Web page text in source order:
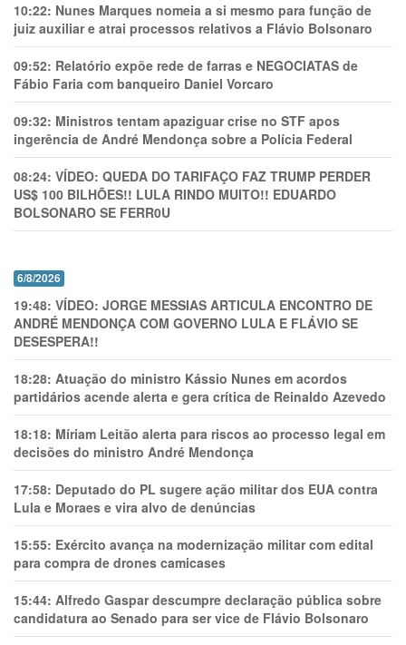
10:22: Nunes Marques nomeia a si mesmo para função de
juiz auxiliar e atrai processos relativos a Flávio Bolsonaro
09:52: Relatório expõe rede de farras e NEGOCIATAS de
Fábio Faria com banqueiro Daniel Vorcaro
09:32: Ministros tentam apaziguar crise no STF apos
ingerência de André Mendonça sobre a Polícia Federal
08:24: VÍDEO: QUEDA DO TARIFAÇO FAZ TRUMP PERDER
US$ 100 BILHÕES!! LULA RINDO MUITO!! EDUARDO
BOLSONARO SE FERR0U
6/8/2026
19:48: VÍDEO: JORGE MESSIAS ARTICULA ENCONTRO DE
ANDRÉ MENDONÇA COM GOVERNO LULA E FLÁVIO SE
DESESPERA!!
18:28: Atuação do ministro Kássio Nunes em acordos
partidários acende alerta e gera crítica de Reinaldo Azevedo
18:18: Míriam Leitão alerta para riscos ao processo legal em
decisões do ministro André Mendonça
17:58: Deputado do PL sugere ação militar dos EUA contra
Lula e Moraes e vira alvo de denúncias
15:55: Exército avança na modernização militar com edital
para compra de drones camicases
15:44: Alfredo Gaspar descumpre declaração pública sobre
candidatura ao Senado para ser vice de Flávio Bolsonaro